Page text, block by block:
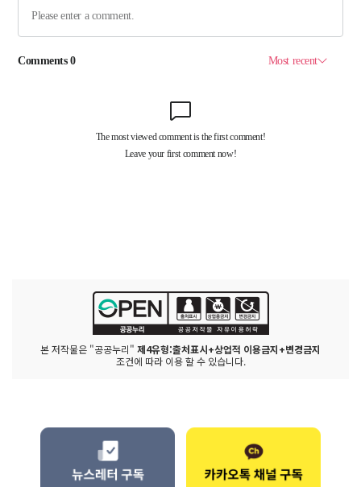
본 저작물은 "공공누리" 제4유형:출처표시+상업적 이용금지+변경금지
조건에 따라 이용 할 수 있습니다.